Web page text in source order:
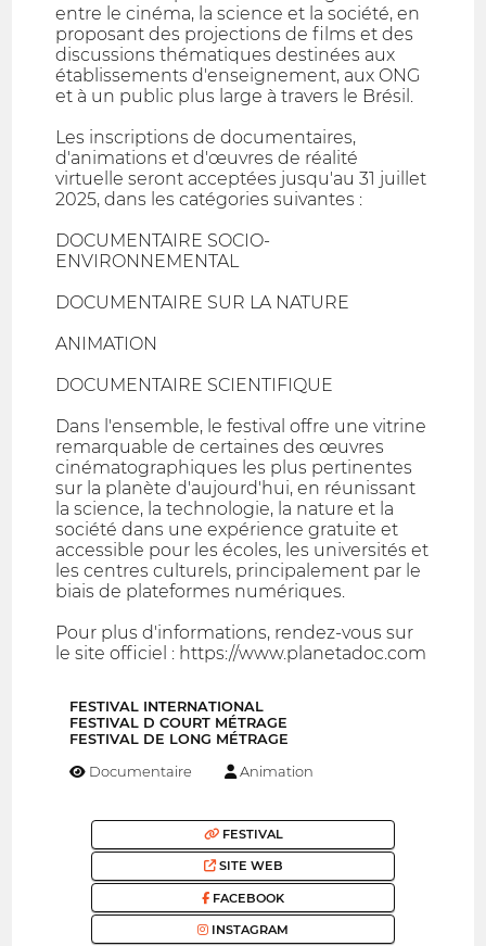
entre le cinéma, la science et la société, en
proposant des projections de films et des
discussions thématiques destinées aux
établissements d'enseignement, aux ONG
et à un public plus large à travers le Brésil.
Les inscriptions de documentaires,
d'animations et d'œuvres de réalité
virtuelle seront acceptées jusqu'au 31 juillet
2025, dans les catégories suivantes :
DOCUMENTAIRE SOCIO-
ENVIRONNEMENTAL
DOCUMENTAIRE SUR LA NATURE
ANIMATION
DOCUMENTAIRE SCIENTIFIQUE
Dans l'ensemble, le festival offre une vitrine
remarquable de certaines des œuvres
cinématographiques les plus pertinentes
sur la planète d'aujourd'hui, en réunissant
la science, la technologie, la nature et la
société dans une expérience gratuite et
accessible pour les écoles, les universités et
les centres culturels, principalement par le
biais de plateformes numériques.
Pour plus d'informations, rendez-vous sur
le site officiel : https://www.planetadoc.com
FESTIVAL INTERNATIONAL
FESTIVAL D COURT MÉTRAGE
FESTIVAL DE LONG MÉTRAGE
Documentaire Animation
FESTIVAL
SITE WEB
FACEBOOK
INSTAGRAM